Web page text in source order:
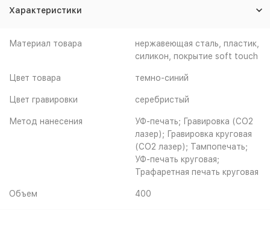
Характеристики
Материал товара
нержавеющая сталь, пластик,
силикон, покрытие soft touch
Цвет товара темно-синий
Цвет гравировки серебристый
Метод нанесения
УФ-печать; Гравировка (CO2
лазер); Гравировка круговая
(CO2 лазер); Тампопечать;
УФ-печать круговая;
Трафаретная печать круговая
Объем 400